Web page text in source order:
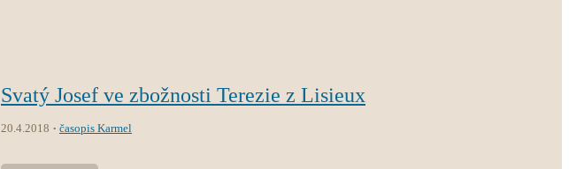
Svatý Josef ve zbožnosti Terezie z Lisieux
20.4.2018 časopis Karmel